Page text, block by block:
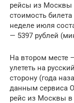
рейсы из Москвы
стоимость билета
неделе июля
— 5397 рублей
На втором месте
улететь на
сторону (года
данным сервиса
рейс из Москвы в